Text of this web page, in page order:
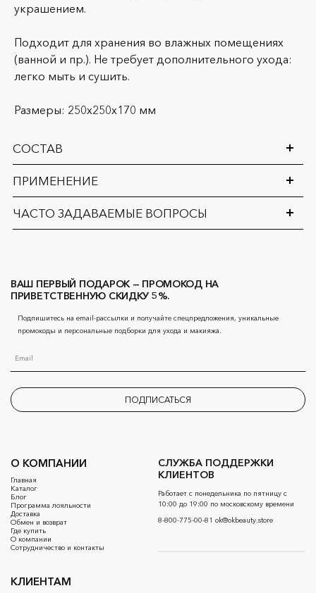
украшением.
Подходит для хранения во влажных помещениях
(ванной и пр.). Не требует дополнительного ухода:
легко мыть и сушить.
Размеры: 250х250х170 мм
СОСТАВ
ПРИМЕНЕНИЕ
ЧАСТО ЗАДАВАЕМЫЕ ВОПРОСЫ
О КОМПАНИИ
Главная
Каталог
Блог
Программа лояльности
Доставка
Обмен и возврат
Где купить
О компании
Сотрудничество и контакты
КЛИЕНТАМ
СЛУЖБА ПОДДЕРЖКИ
КЛИЕНТОВ
Работает с понедельника по пятницу с
10:00 до 19:00 по московскому времени
8-800-775-00-81 ok@okbeauty.store
ВАШ ПЕРВЫЙ ПОДАРОК — ПРОМОКОД НА
ПРИВЕТСТВЕННУЮ СКИДКУ 5%.
Подпишитесь на email-рассылки и получайте спецпредложения, уникальные
промокоды и персональные подборки для ухода и макияжа.
ПОДПИСАТЬСЯ